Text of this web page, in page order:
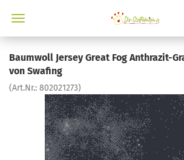
Baumwoll Jersey Great Fog Anthrazit-
von Swafing
(Art.Nr.: 802021273)